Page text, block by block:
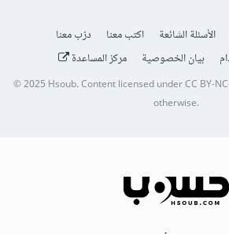
الأسئلة الشائعة اكتب معنا
درّب معنا
بيان الخصوصية مركز المساعدة
© 2025Hsoub.Content licensed underCC BY-
otherwise.